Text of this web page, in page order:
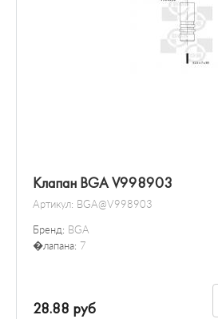
Клапан BGA V998903
Артикул: BGA@V998903
Бренд: BGA
�лапана: 7
28.88 руб